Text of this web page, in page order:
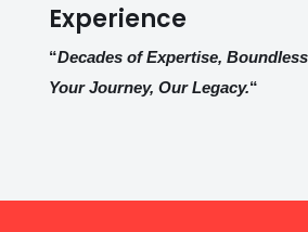
Experience
“Decades of Expertise,
Your Journey, Our Legacy.“